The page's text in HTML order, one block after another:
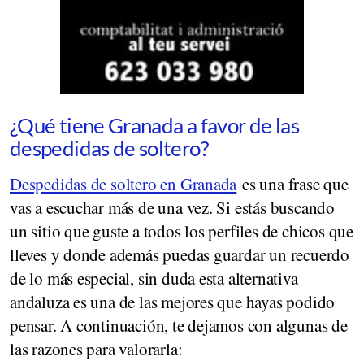
¿Qué tiene Granada a favor de las
despedidas de soltero?
Despedidas de soltero en Granadaes una frase que
vas a escuchar más de una vez. Si estás buscando
un sitio que guste a todos los perfiles de chicos que
lleves y donde además puedas guardar un recuerdo
de lo más especial, sin duda esta alternativa
andaluza es una de las mejores que hayas podido
pensar. A continuación, te dejamos con algunas de
las razones para valorarla: